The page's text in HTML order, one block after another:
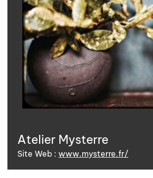
Atelier Mysterre
Site Web : www.mysterre.fr/